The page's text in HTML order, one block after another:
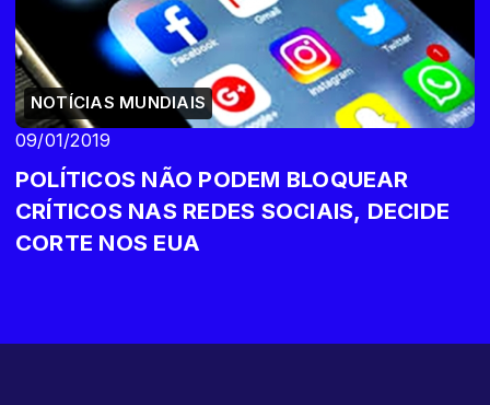
NOTÍCIAS MUNDIAIS
09/01/2019
POLÍTICOS NÃO PODEM BLOQUEAR
CRÍTICOS NAS REDES SOCIAIS, DECIDE
CORTE NOS EUA